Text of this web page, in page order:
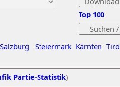
Salzburg Steiermark Kärnten
Top 100
Partie-Statistik)